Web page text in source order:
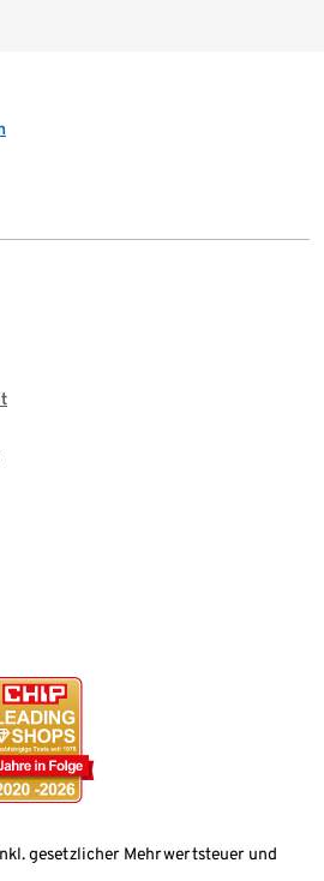
gesetzlicher Mehrwertsteuer und